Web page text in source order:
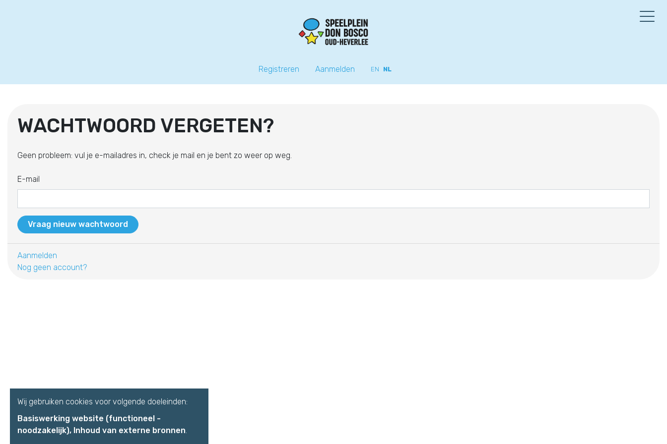
Registreren Aanmelden EN NL
WACHTWOORD VERGETEN?
Geen probleem: vul je e-mailadres in, check je mail en je bent zo weer op weg.
E-mail
Aanmelden
Nog geen account?
Wij gebruiken cookies voor volgende doeleinden:
Basiswerking website (functioneel -
noodzakelijk), Inhoud van externe bronnen.